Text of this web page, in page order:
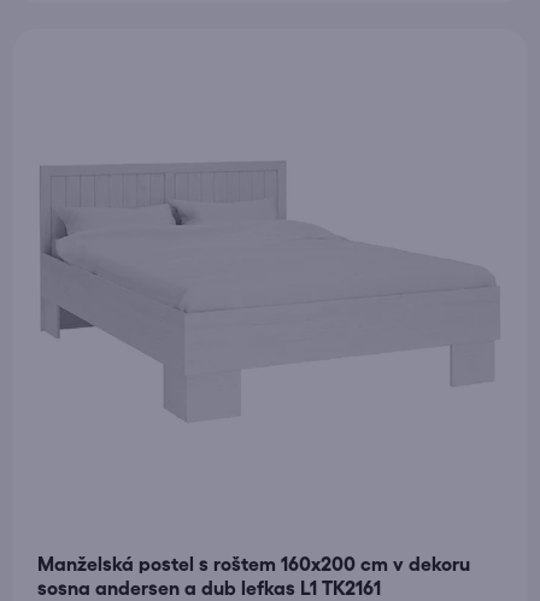
Manželská postel s roštem 160x200 cm v dekoru
sosna andersen a dub lefkas L1 TK2161